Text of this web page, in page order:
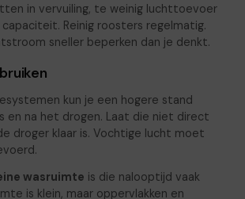
in vervuiling, te weinig luchttoevoer
Reinig roosters regelmatig.
sneller beperken dan je denkt.
kun je een hogere stand
en na het drogen. Laat die niet direct
droger klaar is. Vochtige lucht moet
wasruimte is die nalooptijd vaak
is klein, maar oppervlakken en